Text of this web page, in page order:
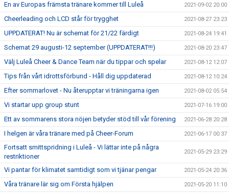
En av Europas främsta tränare kommer till Luleå 2021-09-02 20:00
Cheerleading och LCD står för trygghet 2021-08-27 23:23
UPPDATERAT! Nu är schemat för 21/22 färdigt 2021-08-24 19:41
Schemat 29 augusti-12 september (UPPDATERAT!!!) 2021-08-20 23:47
Välj Luleå Cheer & Dance Team när du tippar och spelar 2021-08-12 12:07
Tips från vårt idrottsförbund - Håll dig uppdaterad 2021-08-12 10:24
Efter sommarlovet - Nu återupptar vi träningarna igen 2021-08-02 05:54
Vi startar upp group stunt 2021-07-16 19:00
Ett av sommarens stora nöjen betyder stöd till vår förening 2021-06-28 20:28
I helgen är våra tränare med på Cheer-Forum 2021-06-17 00:37
Fortsatt smittspridning i Luleå - Vi lättar inte på några
restriktioner
2021-05-29 23:29
Vi pantar för klimatet samtidigt som vi tjänar pengar 2021-05-24 20:36
Våra tränare lär sig om Första hjälpen 2021-05-20 11:10